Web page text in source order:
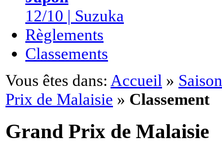
12/10 | Suzuka
Règlements
Classements
Vous êtes dans: Accueil »
Prix de Malaisie » Classement
Grand Prix de Malaisie